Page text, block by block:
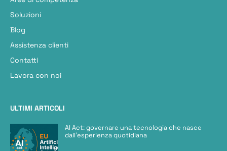
Soluzioni
Blog
Assistenza clienti
Contatti
Lavora con noi
ULTIMI ARTICOLI
AI Act: governare una tecnologia che nasce
dall’esperienza quotidiana